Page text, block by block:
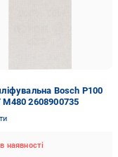
Bosch P100
M480 2608900735
наявності